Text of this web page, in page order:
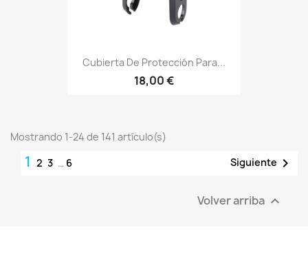
Cubierta De Protección Para...
18,00 €
Mostrando 1-24 de 141 artículo(s)
1 2 3 … 6 Siguiente 
Volver arriba 